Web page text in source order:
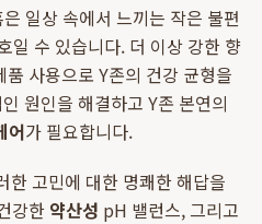
일상 속에서 느끼는 작은 불편
일 수 있습니다. 더 이상 강한 향
사용으로 Y존의 건강 균형을
원인을 해결하고 Y존 본연의
어가 필요합니다.
한 고민에 대한 명쾌한 해답을
강한 약산성 pH 밸런스, 그리고